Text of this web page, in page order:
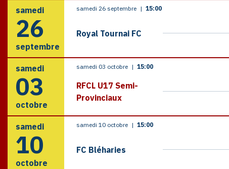
samedi
26
septembre
samedi 26 septembre | 15:00
Royal Tournai FC
samedi
03
octobre
samedi 03 octobre | 15:00
RFCL U17 Semi-
Provinciaux
samedi
10
octobre
samedi 10 octobre | 15:00
FC Bléharies